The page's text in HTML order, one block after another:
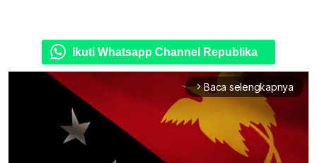
Ikuti Whatsapp Channel Republika
arrow_forward_ios Baca selengkapnya